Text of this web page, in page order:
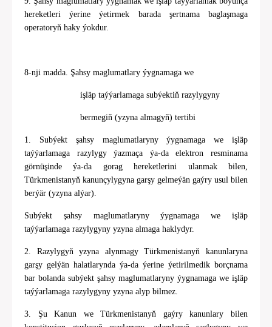
hereketleri ýerine ýetirmek barada şertnama baglaşmaga
operatoryň haky ýokdur.
8-nji madda. Şahsy maglumatlary ýygnamaga we
işläp taýýarlamaga subýektiň razylygyny
bermegiň (yzyna almagyň) tertibi
1. Subýekt şahsy maglumatlaryny ýygnamaga we işläp
taýýarlamaga razylygy ýazmaça ýa-da elektron resminama
görnüşinde ýa-da gorag hereketlerini ulanmak bilen,
Türkmenistanyň kanunçylygyna garşy gelmeýän gaýry usul bilen
berýär (yzyna alýar).
Subýekt şahsy maglumatlaryny ýygnamaga we işläp
taýýarlamaga razylygyny yzyna almaga haklydyr.
2. Razylygyň yzyna alynmagy Türkmenistanyň kanunlaryna
garşy gelýän halatlarynda ýa-da ýerine ýetirilmedik borçnama
bar bolanda subýekt şahsy maglumatlaryny ýygnamaga we işläp
taýýarlamaga razylygyny yzyna alyp bilmez.
3. Şu Kanun we Türkmenistanyň gaýry kanunlary bilen